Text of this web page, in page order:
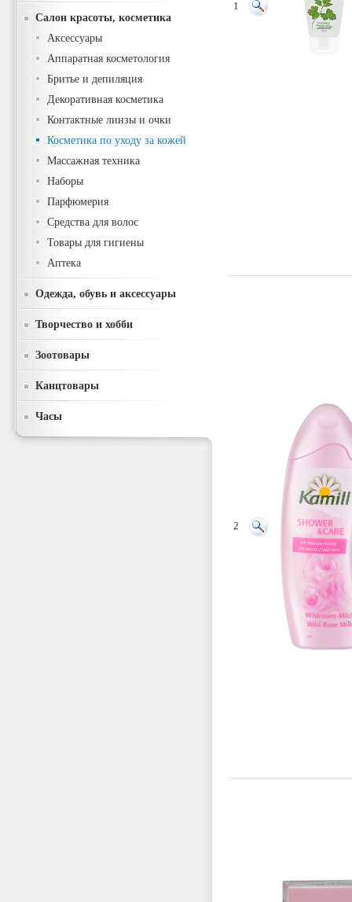
Салон красоты, косметика
Аксессуары
Аппаратная косметология
Бритье и депиляция
Декоративная косметика
Контактные линзы и очки
Косметика по уходу за кожей
Массажная техника
Наборы
Парфюмерия
Средства для волос
Товары для гигиены
Аптека
Одежда, обувь и аксессуары
Творчество и хобби
Зоотовары
Канцтовары
Часы
1
2